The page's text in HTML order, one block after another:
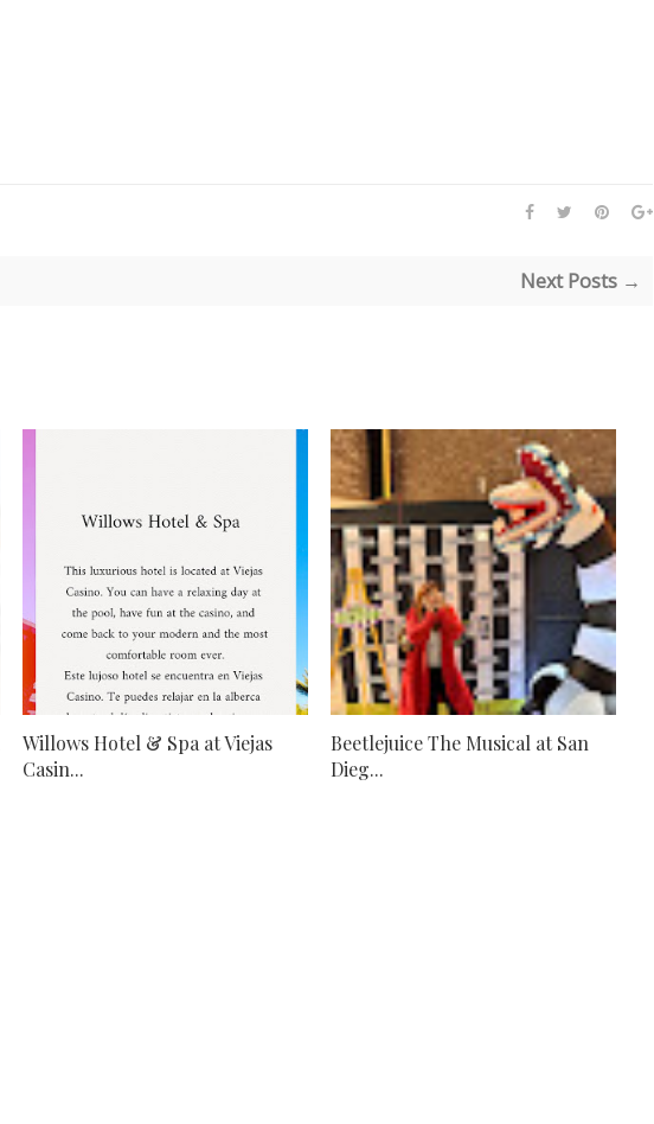
Next Posts →
Willows Hotel & Spa at Viejas
Casin...
Beetlejuice The Musical at San
Dieg...